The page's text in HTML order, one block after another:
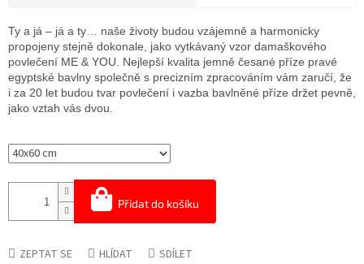
Přidat do košíku
Ty a já – já a ty… naše životy budou vzájemně a harmonicky
propojeny stejně dokonale, jako vytkávaný vzor damaškového
povlečení ME & YOU. Nejlepší kvalita jemně česané příze pravé
egyptské bavlny společně s precizním zpracováním vám zaručí, že
i za 20 let budou tvar povlečení i vazba bavlněné příze držet pevně,
jako vztah vás dvou.
ZEPTAT SE HLÍDAT SDÍLET